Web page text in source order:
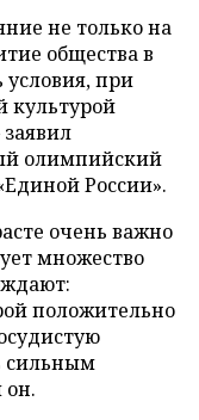
не только на
общества в
условия, при
культурой
олимпийский
России».
очень важно
множество
положительно
сильным
он.